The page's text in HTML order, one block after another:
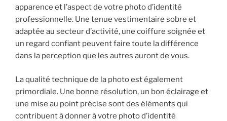
apparence et l’aspect de votre photo d’identité
professionnelle. Une tenue vestimentaire sobre et
adaptée au secteur d’activité, une coiffure soignée et
un regard confiant peuvent faire toute la différence
dans la perception que les autres auront de vous.
La qualité technique de la photo est également
primordiale. Une bonne résolution, un bon éclairage et
une mise au point précise sont des éléments qui
contribuent à donner à votre photo d’identité